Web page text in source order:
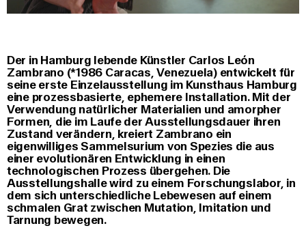
Der in Hamburg lebende Künstler Carlos León
Zambrano (*1986 Caracas, Venezuela) entwickelt für
seine erste Einzelausstellung im Kunsthaus Hamburg
eine prozessbasierte, ephemere Installation. Mit der
Verwendung natürlicher Materialien und amorpher
Formen, die im Laufe der Ausstellungsdauer ihren
Zustand verändern, kreiert Zambrano ein
eigenwilliges Sammelsurium von Spezies die aus
einer evolutionären Entwicklung in einen
technologischen Prozess übergehen. Die
Ausstellungshalle wird zu einem Forschungslabor, in
dem sich unterschiedliche Lebewesen auf einem
schmalen Grat zwischen Mutation, Imitation und
Tarnung bewegen.